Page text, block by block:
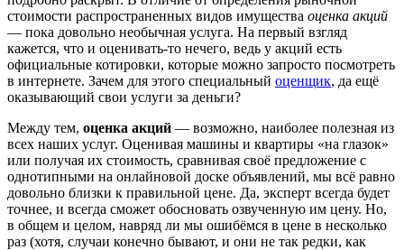
стоимости распространенных видов имущества оценка акций
— пока довольно необычная услуга. На первый взгляд
кажется, что и оценивать-то нечего, ведь у акций есть
официальные котировки, которые можно запросто посмотреть
в интернете. Зачем для этого специальный оценщик, да ещё
оказывающий свои услуги за деньги?
Между тем, оценка акций — возможно, наиболее полезная из
всех наших услуг. Оценивая машины и квартиры «на глазок»
или получая их стоимость, сравнивая своё предложение с
однотипными на онлайновой доске объявлений, мы всё равно
довольно близки к правильной цене. Да, эксперт всегда будет
точнее, и всегда сможет обосновать озвученную им цену. Но,
в общем и целом, навряд ли мы ошибёмся в цене в несколько
раз (хотя, случаи конечно бывают, и они не так редки, как